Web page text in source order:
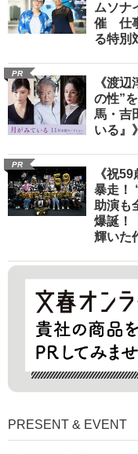
ムソナ
催 仕
る特別
PR
《渡
の性”
馬・吉
いる』》
PR
《祝
暴走！
助演も
爆誕！
輝いた
PRESENT & EVENT